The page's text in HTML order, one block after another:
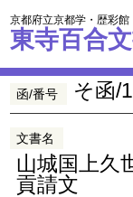
京都府立京都学・歴彩館
東寺百合
函/番号 そ函/
文書名
山城国上久
貢請文